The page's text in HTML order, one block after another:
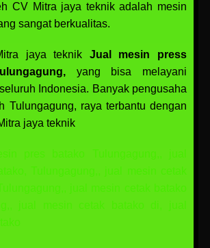
CV Mitra jaya teknik adalah mesin
sangat berkualitas.
jaya teknik Jual mesin press
yang bisa melayani
Indonesia. Banyak pengusaha
Tulungagung, raya terbantu dengan
jaya teknik